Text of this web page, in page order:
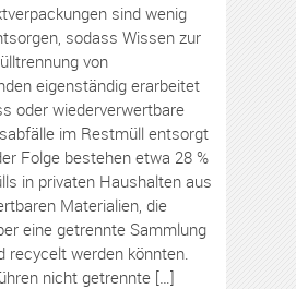
sind wenig
sodass Wissen zur
von
eigenständig erarbeitet
oder wiederverwertbare
im Restmüll entsorgt
Folge bestehen etwa 28 %
in privaten Haushalten aus
Materialien, die
eine getrennte Sammlung
recycelt werden könnten.
nicht getrennte […]